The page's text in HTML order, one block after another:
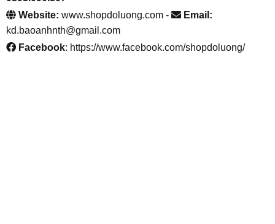
Website: www.shopdoluong.com -
Email:
kd.baoanhnth@gmail.com
Facebook: https://www.facebook.com/shopdoluong/